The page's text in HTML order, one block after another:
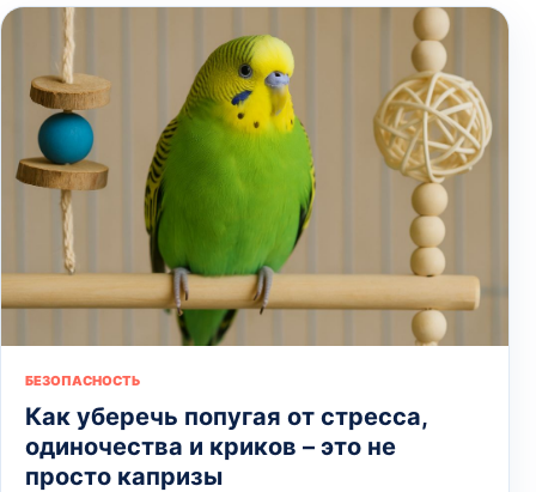
БЕЗОПАСНОСТЬ
Как уберечь попугая от стресса,
одиночества и криков – это не
просто капризы